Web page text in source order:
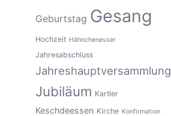
Geburtstag Gesang
Hochzeit Hähnchenesser
Jahresabschluss
Jahreshauptversammlung
Jubiläum Kartler
Keschdeessen Kirche Konfirmation